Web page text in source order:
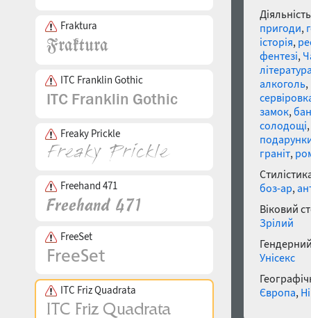
Fraktura
ITC Franklin Gothic
Freaky Prickle
Freehand 471
FreeSet
ITC Friz Quadrata
пригоди,
історія,
фентезі,
алкоголь,
замок,
солодощі,
граніт,
боз-ар,
Віковий
Зрілий
Унісекс
Європа,